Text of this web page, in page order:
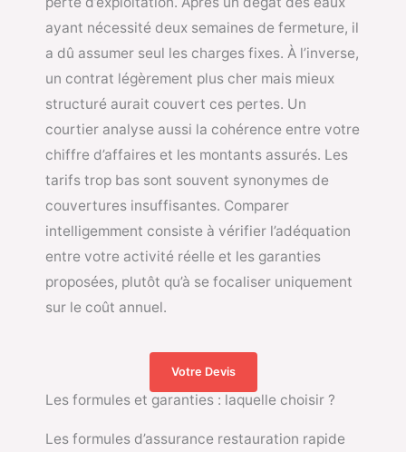
ayant nécessité deux semaines de fermeture, il
a dû assumer seul les charges fixes. À l’inverse,
un contrat légèrement plus cher mais mieux
structuré aurait couvert ces pertes. Un
courtier analyse aussi la cohérence entre votre
chiffre d’affaires et les montants assurés. Les
tarifs trop bas sont souvent synonymes de
couvertures insuffisantes. Comparer
intelligemment consiste à vérifier l’adéquation
entre votre activité réelle et les garanties
proposées, plutôt qu’à se focaliser uniquement
sur le coût annuel.
Votre Devis
Les formules et garanties : laquelle choisir ?
Les formules d’assurance restauration rapide